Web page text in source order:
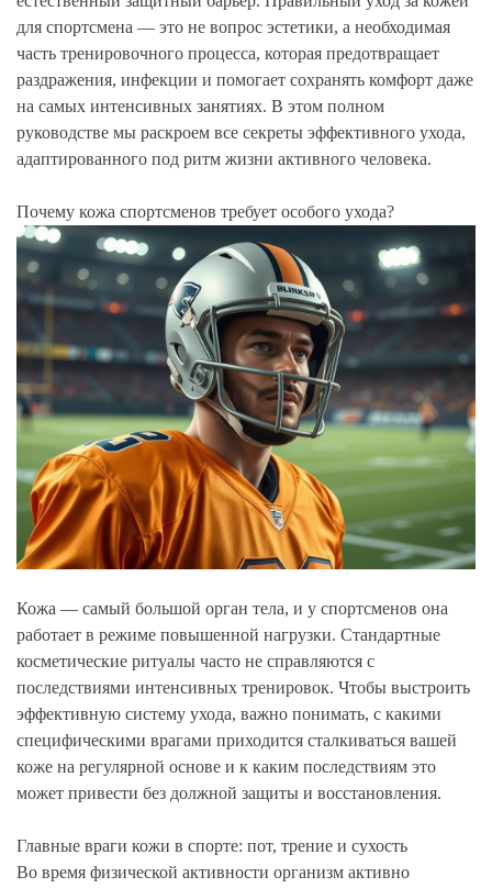
для спортсмена — это не вопрос эстетики, а необходимая
часть тренировочного процесса, которая предотвращает
раздражения, инфекции и помогает сохранять комфорт даже
на самых интенсивных занятиях. В этом полном
руководстве мы раскроем все секреты эффективного ухода,
адаптированного под ритм жизни активного человека.
Почему кожа спортсменов требует особого ухода?
Кожа — самый большой орган тела, и у спортсменов она
работает в режиме повышенной нагрузки. Стандартные
косметические ритуалы часто не справляются с
последствиями интенсивных тренировок. Чтобы выстроить
эффективную систему ухода, важно понимать, с какими
специфическими врагами приходится сталкиваться вашей
коже на регулярной основе и к каким последствиям это
может привести без должной защиты и восстановления.
Главные враги кожи в спорте: пот, трение и сухость
Во время физической активности организм активно